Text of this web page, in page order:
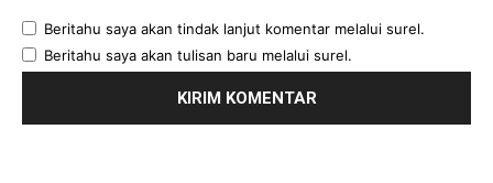
Beritahu saya akan tindak lanjut komentar melalui surel.
Beritahu saya akan tulisan baru melalui surel.